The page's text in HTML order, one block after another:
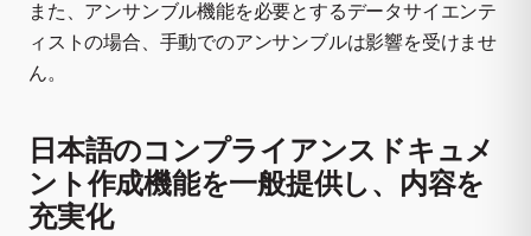
また、アンサンブル機能を必要とするデータサイエンテ
ィストの場合、手動でのアンサンブルは影響を受けませ
ん。
日本語のコンプライアンスドキュメ
ント作成機能を一般提供し、内容を
充実化